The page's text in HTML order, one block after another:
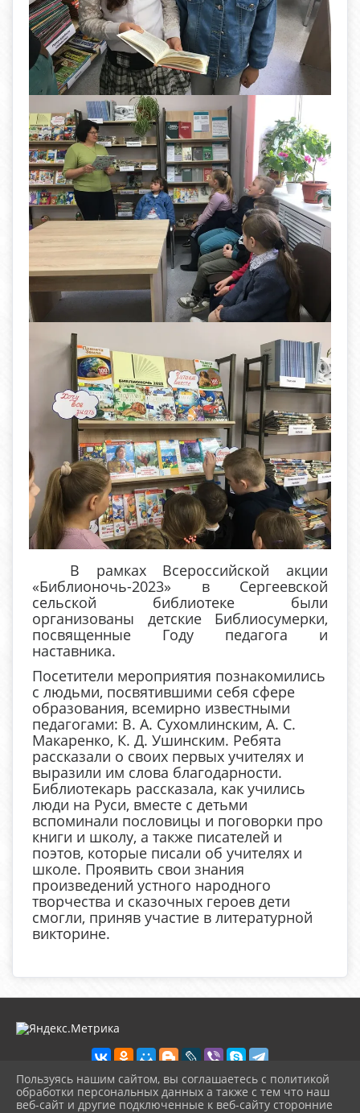
В рамках Всероссийской акции
«Библионочь-2023» в Сергеевской
сельской библиотеке были
организованы детские Библиосумерки,
посвященные Году педагога и
наставника.
Посетители мероприятия познакомились
с людьми, посвятившими себя сфере
образования, всемирно известными
педагогами: В. А. Сухомлинским, А. С.
Макаренко, К. Д. Ушинским. Ребята
рассказали о своих первых учителях и
выразили им слова благодарности.
Библиотекарь рассказала, как учились
люди на Руси, вместе с детьми
вспоминали пословицы и поговорки про
книги и школу, а также писателей и
поэтов, которые писали об учителях и
школе. Проявить свои знания
произведений устного народного
творчества и сказочных героев дети
смогли, приняв участие в литературной
викторине.
Пользуясь нашим сайтом, вы соглашаетесь с политикой
обработки персональных данных а также с тем что наш
веб-сайт и другие подключенные к веб-сайту сторонние